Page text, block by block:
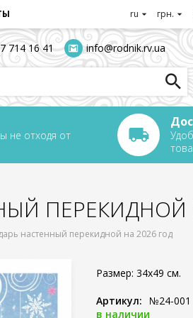
грн.
ru
714 16 41 info@rodnik.rv.ua
не отходя от
ПЕРЕКИДНОЙ
настенный перекидной на 2026 год
Размер: 34x49 см.
Артикул:
№24-001
в наличии